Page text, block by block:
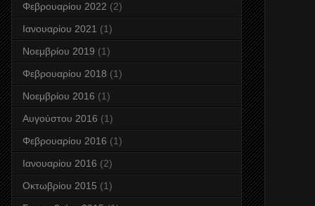
Φεβρουαρίου 2022 (2)
Ιανουαρίου 2021 (1)
Νοεμβρίου 2019 (1)
Φεβρουαρίου 2018 (1)
Νοεμβρίου 2016 (1)
Αυγούστου 2016 (1)
Φεβρουαρίου 2016 (1)
Ιανουαρίου 2016 (2)
Οκτωβρίου 2015 (1)